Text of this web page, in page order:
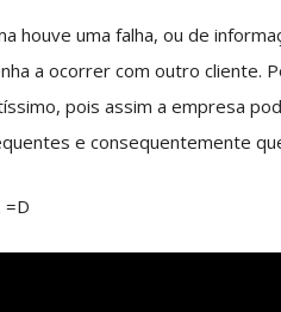
houve uma falha, ou de
a ocorrer com outro cliente.
pois assim a empresa
e consequentemente
=D